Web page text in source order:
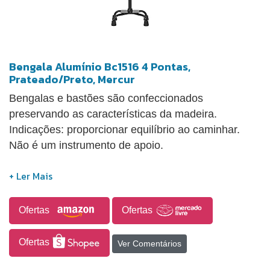
Bengala Alumínio Bc1516 4 Pontas,
Prateado/Preto, Mercur
Bengalas e bastões são confeccionados
preservando as características da madeira.
Indicações: proporcionar equilíbrio ao caminhar.
Não é um instrumento de apoio.
Ofertas Ofertas
Ofertas Ver Comentários